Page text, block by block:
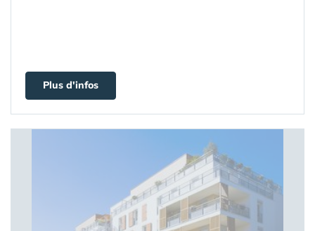
Plus d'infos